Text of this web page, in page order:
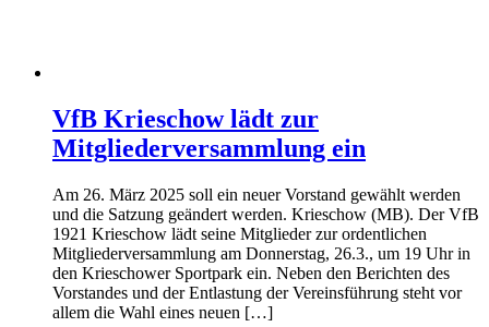
VfB Krieschow lädt zur
Mitgliederversammlung ein
Am 26. März 2025 soll ein neuer Vorstand gewählt werden
und die Satzung geändert werden. Krieschow (MB). Der VfB
1921 Krieschow lädt seine Mitglieder zur ordentlichen
Mitgliederversammlung am Donnerstag, 26.3., um 19 Uhr in
den Krieschower Sportpark ein. Neben den Berichten des
Vorstandes und der Entlastung der Vereinsführung steht vor
allem die Wahl eines neuen […]